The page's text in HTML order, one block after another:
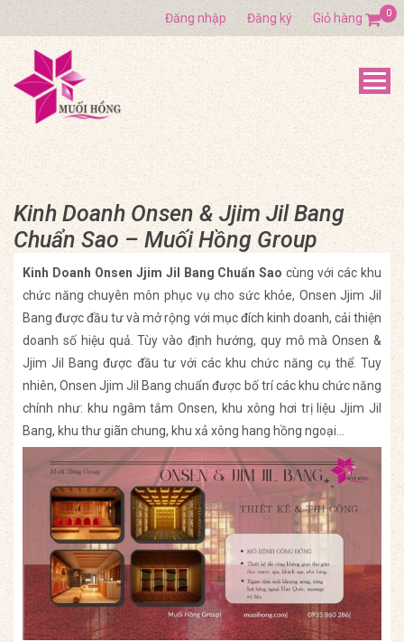
Đăng nhập Đăng ký Giỏ hàng 0
Kinh Doanh Onsen & Jjim Jil Bang
Chuẩn Sao – Muối Hồng Group
Kinh Doanh Onsen Jjim Jil Bang Chuẩn Sao cùng với các khu
chức năng chuyên môn phục vụ cho sức khỏe, Onsen Jjim Jil
Bang được đầu tư và mở rộng với mục đích kinh doanh, cải thiện
doanh số hiệu quả. Tùy vào định hướng, quy mô mà Onsen &
Jjim Jil Bang được đầu tư với các khu chức năng cụ thể. Tuy
nhiên, Onsen Jjim Jil Bang chuẩn được bố trí các khu chức năng
chính như: khu ngâm tắm Onsen, khu xông hơi trị liệu Jjim Jil
Bang, khu thư giãn chung, khu xả xông hang hồng ngoại…